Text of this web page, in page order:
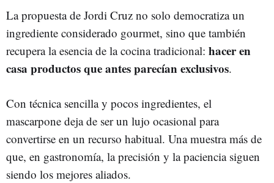
La propuesta de Jordi Cruz no solo democratiza un
ingrediente considerado gourmet, sino que también
recupera la esencia de la cocina tradicional: hacer en
casa productos que antes parecían exclusivos.
Con técnica sencilla y pocos ingredientes, el
mascarpone deja de ser un lujo ocasional para
convertirse en un recurso habitual. Una muestra más de
que, en gastronomía, la precisión y la paciencia siguen
siendo los mejores aliados.